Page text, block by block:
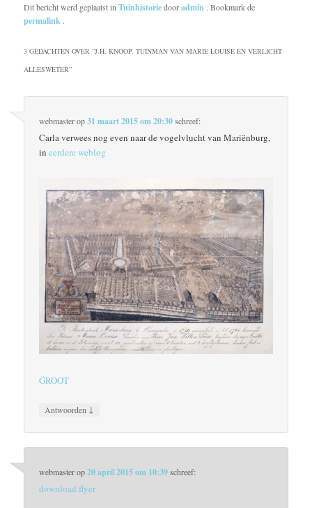
Dit bericht werd geplaatst inTuinhistoriedooradmin . Bookmark de
permalink .
3 GEDACHTEN OVER “J.H. KNOOP. TUINMAN VAN MARIE LOUISE EN VERLICHT
ALLESWETER”
webmasterop31 maart 2015 om 20:30schreef:
Carla verwees nog even naar de vogelvlucht van Mariënburg,
ineerdere weblog
GROOT
Antwoorden ↓
webmasterop20 april 2015 om 10:39schreef:
download flyer